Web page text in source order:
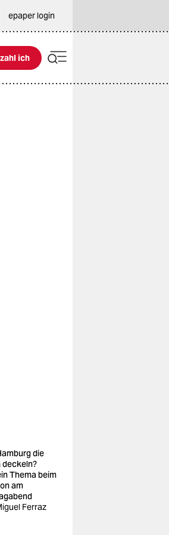
epaper login
ich
die
deckeln?
Thema beim
am
Ferraz